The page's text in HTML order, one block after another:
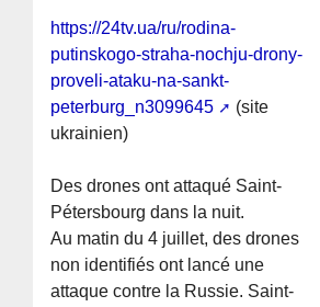
https://24tv.ua/ru/rodina-
putinskogo-straha-nochju-drony-
proveli-ataku-na-sankt-
peterburg_n3099645
(site
ukrainien)
Des drones ont attaqué Saint-
Pétersbourg dans la nuit.
Au matin du 4 juillet, des drones
non identifiés ont lancé une
attaque contre la Russie. Saint-